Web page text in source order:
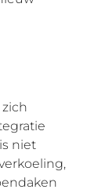
niet